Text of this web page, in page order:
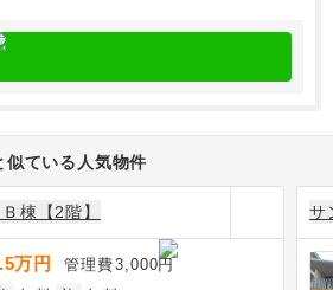
似ている人気物件
棟【2階】
万円 管理費3,000円
サ